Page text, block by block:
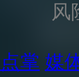
风
掌 媒